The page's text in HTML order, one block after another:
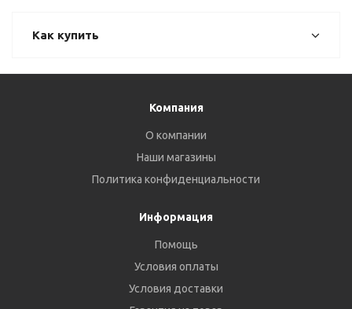
Как купить
Компания
О компании
Наши магазины
Политика конфиденциальности
Информация
Помощь
Условия оплаты
Условия доставки